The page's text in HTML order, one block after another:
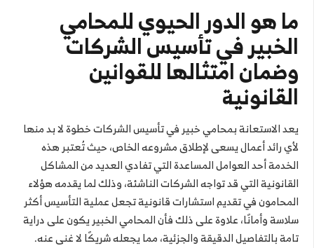
ما هو الدور الحيوي للمحامي
الخبير في تأسيس الشركات
وضمان امتثالها للقوانين
القانونية
يعد الاستعانة بمحامي خبير في تأسيس الشركات خطوة لا بد منها
لأي رائد أعمال يسعى لإطلاق مشروعه الخاص، حيث تُعتبر هذه
الخدمة أحد العوامل المساعدة التي تفادي العديد من المشاكل
القانونية التي قد تواجه الشركات الناشئة، وذلك لما يقدمه هؤلاء
المحامون في تقديم استشارات قانونية تجعل عملية التأسيس أكثر
سلاسة وأمانًا، علاوة على ذلك فأن المحامي الخبير يكون على دراية
تامة بالتفاصيل الدقيقة والجزئية، مما يجعله شريكًا لا غنى عنه.